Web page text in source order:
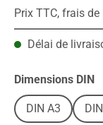
Prix TTC, frais
Délai de
Sélectionnez
Dimensions DIN
DIN A3